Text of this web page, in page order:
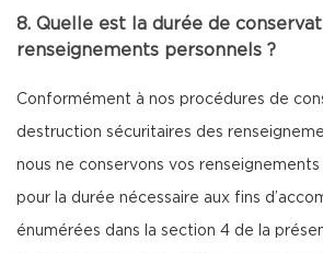
8. Quelle est la durée de
renseignements personnels ?
Conformément à nos procédures de
destruction sécuritaires des
nous ne conservons vos
pour la durée nécessaire aux fins
énumérées dans la section 4 de la